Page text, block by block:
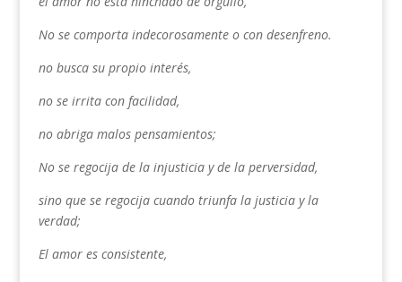
No se comporta indecorosamente o con desenfreno.
no busca su propio interés,
no se irrita con facilidad,
no abriga malos pensamientos;
No se regocija de la injusticia y de la perversidad,
sino que se regocija cuando triunfa la justicia y la
verdad;
El amor es consistente,